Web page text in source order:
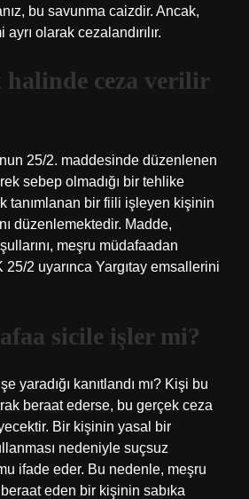
bu savunma caizdir. Ancak,
ayrı olarak cezalandırılır.
ceza verilir
25/2. maddesinde düzenlenen
sebep olmadığı bir tehlike
tanımlanan bir fiili işleyen kişinin
düzenlemektedir. Madde,
meşru müdafaadan
25/2 uyarınca Yargıtay emsallerini
sicile işler mi?
yaradığı kanıtlandı mı? Kişi bu
beraat ederse, bu gerçek ceza
Bir kişinin yasal bir
nedeniyle suçsuz
ifade eder. Bu nedenle, meşru
eden bir kişinin sabıka